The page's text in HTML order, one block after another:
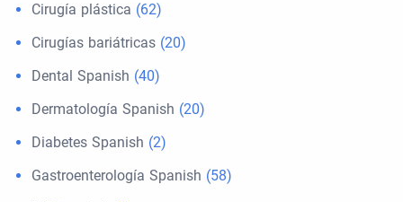
Cirugía plástica (62)
Cirugías bariátricas (20)
Dental Spanish (40)
Dermatología Spanish (20)
Diabetes Spanish (2)
Gastroenterología Spanish (58)